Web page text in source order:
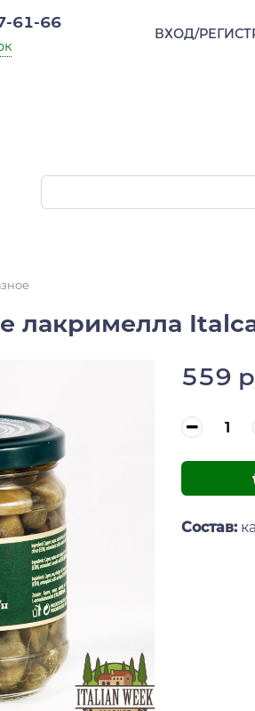
61-66
ВХОД/
лакримелла
559
Состав: